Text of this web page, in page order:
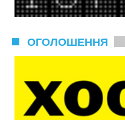
ОГОЛОШЕННЯ